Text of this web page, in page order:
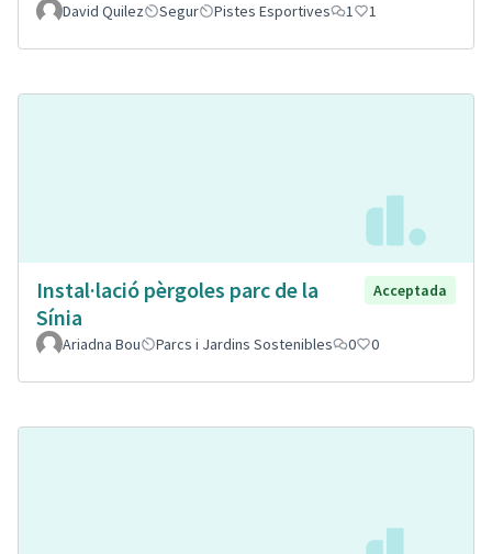
David Quilez Segur Pistes Esportives 1 1
Instal·lació pèrgoles parc de la
Sínia
Acceptada
Ariadna Bou Parcs i Jardins Sostenibles 0 0